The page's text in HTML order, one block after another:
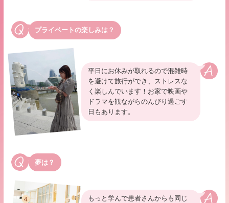
プライベートの楽しみは？
平日にお休みが取れるので混雑時
を避けて旅行ができ、ストレスな
く楽しんでいます！お家で映画や
ドラマを観ながらのんびり過ごす
日もあります。
夢は？
もっと学んで患者さんからも同じ